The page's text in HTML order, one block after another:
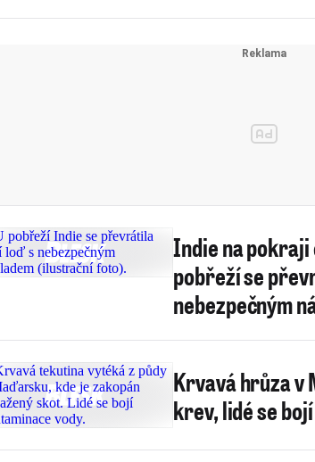
Indie na
pobřeží se
nebezpečným
Krvavá hrůza v
krev, lidé se